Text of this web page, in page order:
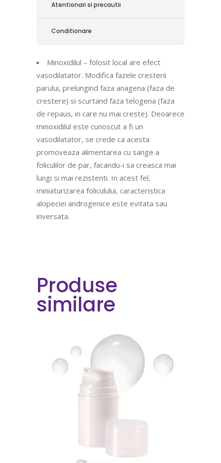
Atentionari si precautii
Conditionare
Minoxidilul – folosit local are efect
vasodilatator. Modifica fazele cresterii
parului, prelungind faza anagena (faza de
crestere) si scurtand faza telogena (faza
de repaus, in care nu mai creste). Deoarece
minoxidilul este cunoscut a fi un
vasodilatator, se crede ca acesta
promoveaza alimentarea cu sange a
foliculilor de par, facandu-i sa creasca mai
lungi si mai rezistenti. In acest fel,
miniaturizarea foliculului, caracteristica
alopeciei androgenice este evitata sau
inversata.
Produse
similare